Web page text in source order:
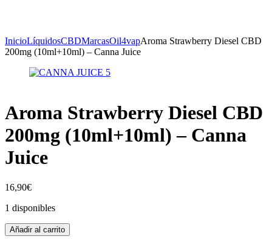
InicioLíquidosCBDMarcasOil4vapAroma Strawberry Diesel CBD
200mg (10ml+10ml) – Canna Juice
Aroma Strawberry Diesel CBD
200mg (10ml+10ml) – Canna
Juice
16,90€
1 disponibles
Añadir al carrito